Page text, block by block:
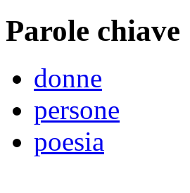
Parole chiave
donne
persone
poesia